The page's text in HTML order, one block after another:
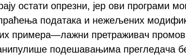
остати опрезни, јер ови програми
података и нежељених
примера—лажни претраживач
подешавањима прегледача